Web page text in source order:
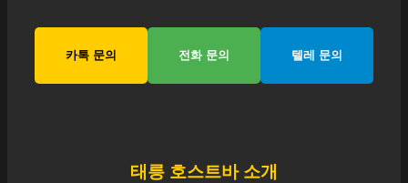
카톡 문의 전화 문의 텔레 문의
태릉 호스트바 소개